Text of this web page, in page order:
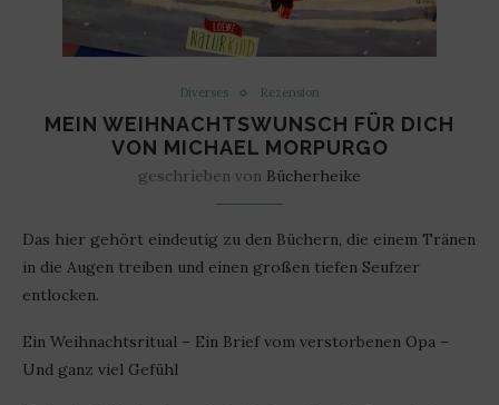
Diverses Rezension
MEIN WEIHNACHTSWUNSCH FÜR DICH
VON MICHAEL MORPURGO
geschrieben von Bücherheike
Das hier gehört eindeutig zu den Büchern, die einem Tränen
in die Augen treiben und einen großen tiefen Seufzer
entlocken.
Ein Weihnachtsritual – Ein Brief vom verstorbenen Opa –
Und ganz viel Gefühl